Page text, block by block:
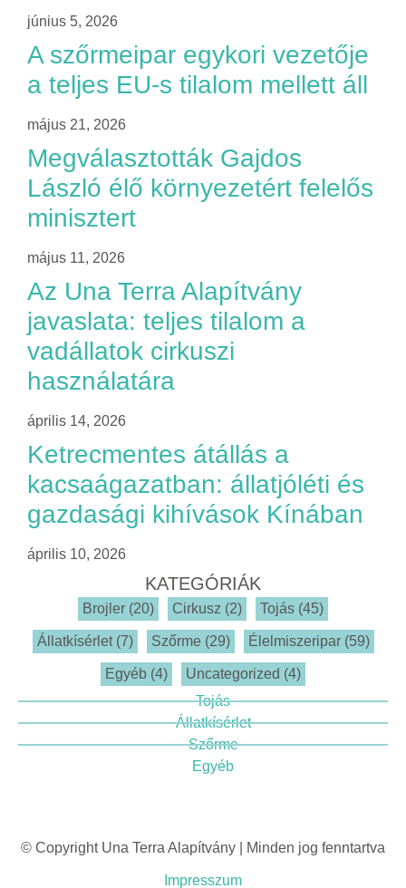
június 5, 2026
A szőrmeipar egykori vezetője
a teljes EU-s tilalom mellett áll
május 21, 2026
Megválasztották Gajdos
László élő környezetért felelős
minisztert
május 11, 2026
Az Una Terra Alapítvány
javaslata: teljes tilalom a
vadállatok cirkuszi
használatára
április 14, 2026
Ketrecmentes átállás a
kacsaágazatban: állatjóléti és
gazdasági kihívások Kínában
április 10, 2026
KATEGÓRIÁK
Brojler (20) Cirkusz (2) Tojás (45)
Állatkísérlet (7) Szőrme (29) Élelmiszeripar (59)
Egyéb (4) Uncategorized (4)
Tojás
Állatkísérlet
Szőrme
Egyéb
© Copyright Una Terra Alapítvány | Minden jog fenntartva
Impresszum